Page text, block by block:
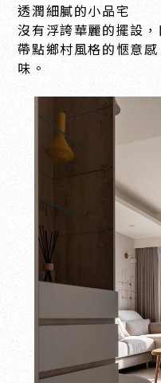
透潤細膩的小品宅
沒有浮誇華麗的擺設
帶點鄉村風格的愜意
味。